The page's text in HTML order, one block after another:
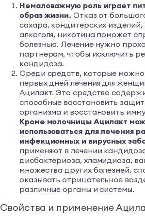
Немаловажную роль играет
образ жизни. Отказ от
сахара, кондитерских изделий,
алкоголя, никотина поможет
болезнью. Лечение нужно
партнерам, чтобы исключить
кандидоза.
Среди средств, которые можно
первых дней лечения для
Ацилакт. Это средство
способные восстановить
организма и восстановить
Кроме молочницы Ацилакт
использоваться для лечения
инфекционных и вирусных
применяют в лечении
дисбактериоза, хламидиоза,
множества других болезней,
оказывать отрицательное
различные органы и системы.
Свойства и применение